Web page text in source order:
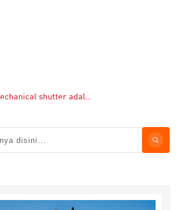
Tag: mechanical shutter adalah